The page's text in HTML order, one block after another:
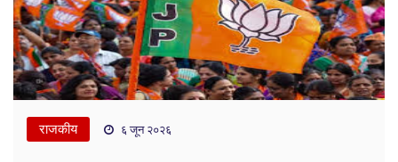
राजकीय ६ जून २०२६